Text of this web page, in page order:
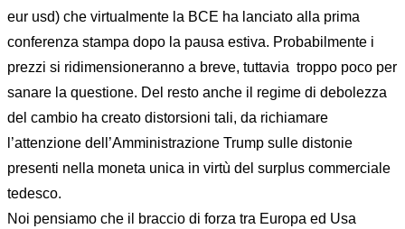
eur usd) che virtualmente la BCE ha lanciato alla prima
conferenza stampa dopo la pausa estiva. Probabilmente i
prezzi si ridimensioneranno a breve, tuttavia troppo poco per
sanare la questione. Del resto anche il regime di debolezza
del cambio ha creato distorsioni tali, da richiamare
l’attenzione dell’Amministrazione Trump sulle distonie
presenti nella moneta unica in virtù del surplus commerciale
tedesco.
Noi pensiamo che il braccio di forza tra Europa ed Usa